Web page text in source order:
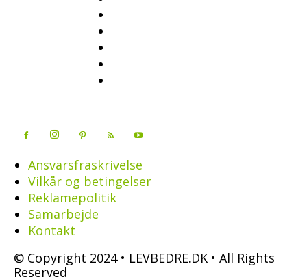
Ansvarsfraskrivelse
Vilkår og betingelser
Reklamepolitik
Samarbejde
Kontakt
© Copyright 2024 • LEVBEDRE.DK • All Rights
Reserved